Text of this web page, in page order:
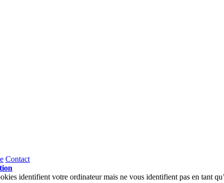
Contact
identifient votre ordinateur mais ne vous identifient pas en tant